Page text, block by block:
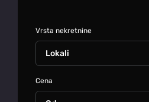
Vrsta nekretnine
Cena